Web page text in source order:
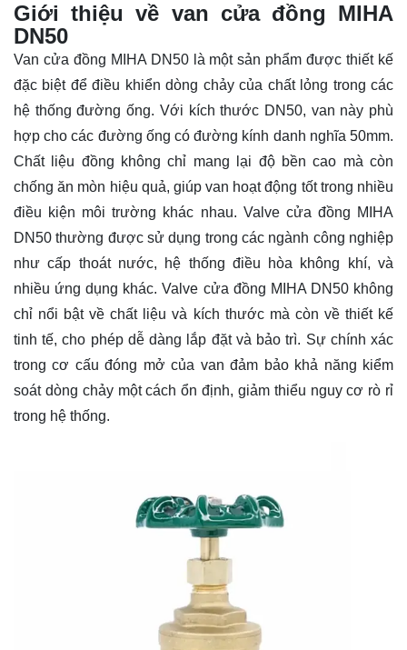
Giới thiệu về van cửa đồng MIHA
DN50
Van cửa đồng MIHA DN50 là một sản phẩm được thiết kế
đặc biệt để điều khiển dòng chảy của chất lỏng trong các
hệ thống đường ống. Với kích thước DN50, van này phù
hợp cho các đường ống có đường kính danh nghĩa 50mm.
Chất liệu đồng không chỉ mang lại độ bền cao mà còn
chống ăn mòn hiệu quả, giúp van hoạt động tốt trong nhiều
điều kiện môi trường khác nhau. Valve cửa đồng MIHA
DN50 thường được sử dụng trong các ngành công nghiệp
như cấp thoát nước, hệ thống điều hòa không khí, và
nhiều ứng dụng khác. Valve cửa đồng MIHA DN50 không
chỉ nổi bật về chất liệu và kích thước mà còn về thiết kế
tinh tế, cho phép dễ dàng lắp đặt và bảo trì. Sự chính xác
trong cơ cấu đóng mở của van đảm bảo khả năng kiểm
soát dòng chảy một cách ổn định, giảm thiểu nguy cơ rò rỉ
trong hệ thống.